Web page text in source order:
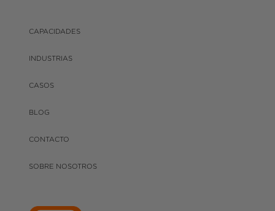
CAPACIDADES
INDUSTRIAS
CASOS
BLOG
CONTACTO
SOBRE NOSOTROS